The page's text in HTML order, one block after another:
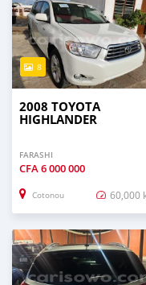
8
2008 TOYOTA
HIGHLANDER
FARASHI
CFA6 000 000
Cotonou 60,000